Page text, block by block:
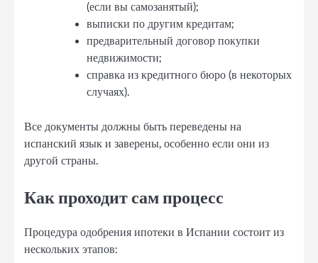
(если вы самозанятый);
выписки по другим кредитам;
предварительный договор покупки
недвижимости;
справка из кредитного бюро (в некоторых
случаях).
Все документы должны быть переведены на
испанский язык и заверены, особенно если они из
другой страны.
Как проходит сам процесс
Процедура одобрения ипотеки в Испании состоит из
нескольких этапов: